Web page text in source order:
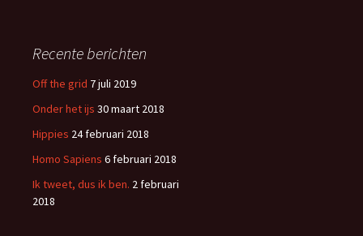
n
n
a
r
Recente berichten
Off the grid 7 juli 2019
Onder het ijs 30 maart 2018
Hippies 24 februari 2018
Homo Sapiens 6 februari 2018
Ik tweet, dus ik ben. 2 februari
2018